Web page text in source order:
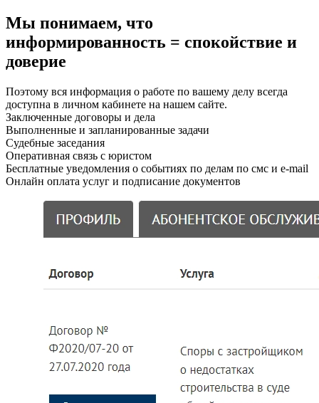
Мы понимаем, что
информированность = спокойствие и
доверие
Поэтому вся информация о работе по вашему делу всегда
доступна в личном кабинете на нашем сайте.
Заключенные договоры и дела
Выполненные и запланированные задачи
Судебные заседания
Оперативная связь с юристом
Бесплатные уведомления о событиях по делам по смс и e-mail
Онлайн оплата услуг и подписание документов